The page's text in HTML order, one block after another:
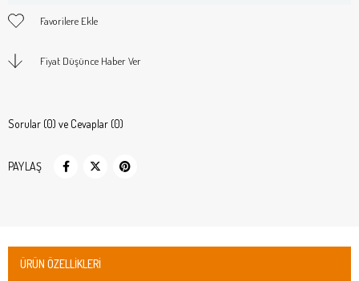
Favorilere Ekle
Fiyat Düşünce Haber Ver
Sorular (0) ve Cevaplar (0)
PAYLAŞ
ÜRÜN ÖZELLIKLERI